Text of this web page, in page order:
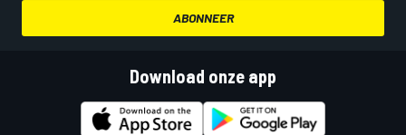
ABONNEER
Download onze app